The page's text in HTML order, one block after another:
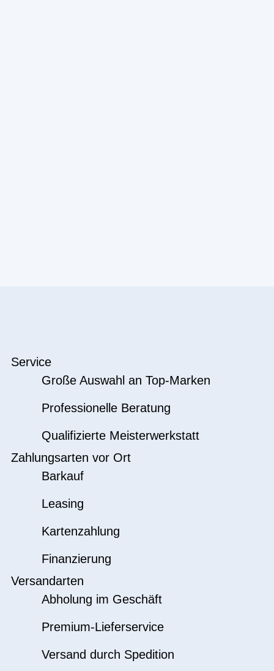
Service
Große Auswahl an Top-Marken
Professionelle Beratung
Qualifizierte Meisterwerkstatt
Zahlungsarten vor Ort
Barkauf
Leasing
Kartenzahlung
Finanzierung
Versandarten
Abholung im Geschäft
Premium-Lieferservice
Versand durch Spedition